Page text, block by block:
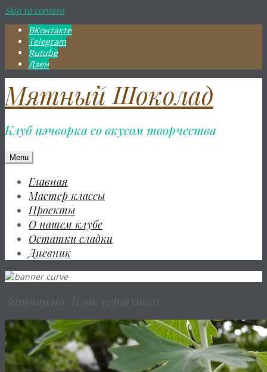
Skip to content
ВКонтакте
Telegram
Rutube
Дзен
Мятный Шоколад
Клуб пэчворка со вкусом творчества
Menu
Главная
Мастер классы
Проекты
О нашем клубе
Остатки сладки
Дневник
Защищено: Блок вертушка